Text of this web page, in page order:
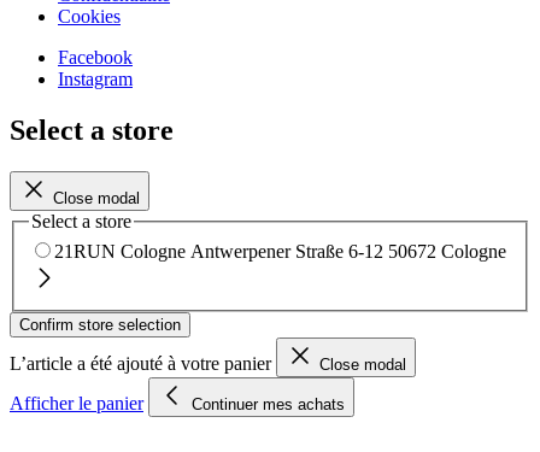
Cookies
Facebook
Instagram
Select a store
Close modal
Select a store
21RUN Cologne Antwerpener Straße 6-12 50672 Cologne
Confirm store selection
L’article a été ajouté à votre panier Close modal
Afficher le panier Continuer mes achats